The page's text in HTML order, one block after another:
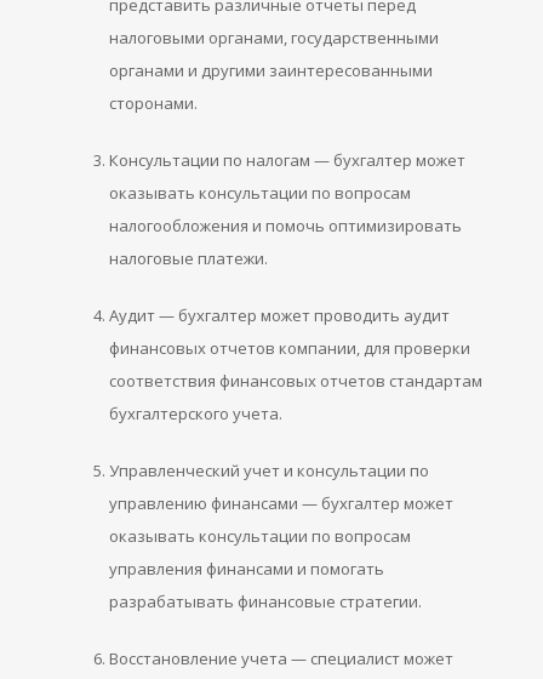
представить различные отчеты перед
налоговыми органами, государственными
органами и другими заинтересованными
сторонами.
Консультации по налогам — бухгалтер может
оказывать консультации по вопросам
налогообложения и помочь оптимизировать
налоговые платежи.
Аудит — бухгалтер может проводить аудит
финансовых отчетов компании, для проверки
соответствия финансовых отчетов стандартам
бухгалтерского учета.
Управленческий учет и консультации по
управлению финансами — бухгалтер может
оказывать консультации по вопросам
управления финансами и помогать
разрабатывать финансовые стратегии.
Восстановление учета — специалист может